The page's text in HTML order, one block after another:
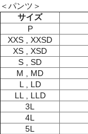
＜パンツ＞
サイズ
P
XXS , XXSD
XS , XSD
S , SD
M , MD
L , LD
LL , LLD
3L
4L
5L